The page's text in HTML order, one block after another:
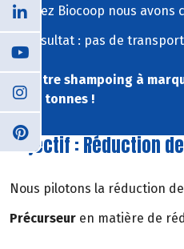
Chez Biocoop nous avons
Résultat : pas de
Notre shampoing à
8,1 tonnes !
Objectif : Réduction
Nous pilotons la réduction
Précurseur en matière de